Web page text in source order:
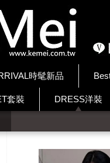
時髦新品
套裝 DRESS洋裝